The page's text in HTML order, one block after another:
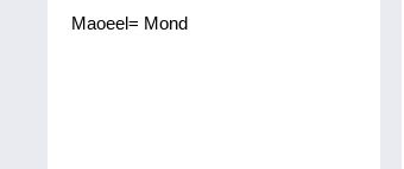
Maoeel= Mond